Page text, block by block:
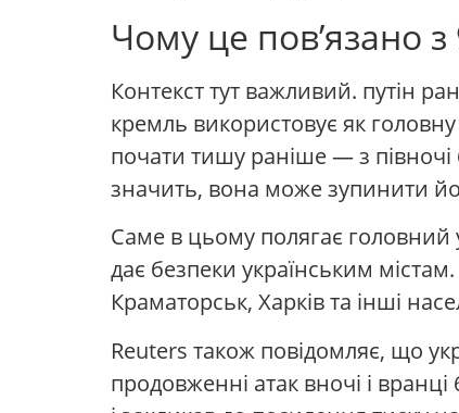
Чому це пов’язано з
Контекст тут важливий. путін
кремль використовує як
почати тишу раніше — з
значить, вона може зупинити
Саме в цьому полягає головний
дає безпеки українським
Краматорськ, Харків та інші
Reuters також повідомляє, що
продовженні атак вночі і